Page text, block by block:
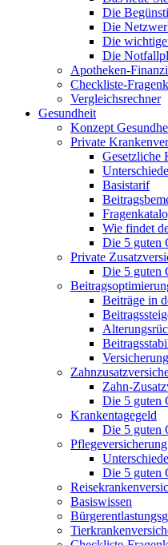
Die
Die
Die
Die
Apotheken-
Checkliste-
Vergleichsrechner
Gesundheit
Konzept
Private
Gesetzliche
Basistarif
Wie findet
Die 5 guten
Private
Die 5 guten
Beiträge in
Zahn-
Die 5 guten
Krankentagegeld
Die 5 guten
Pflegeversicherung
Die 5 guten
Basiswissen